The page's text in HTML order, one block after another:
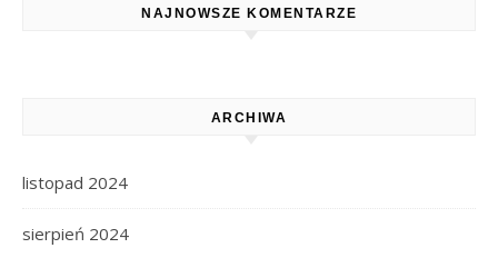
NAJNOWSZE KOMENTARZE
ARCHIWA
listopad 2024
sierpień 2024